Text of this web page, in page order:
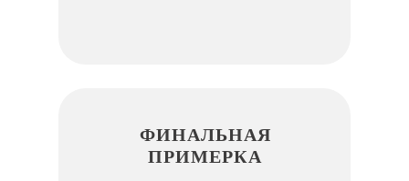
ФИНАЛЬНАЯ
ПРИМЕРКА